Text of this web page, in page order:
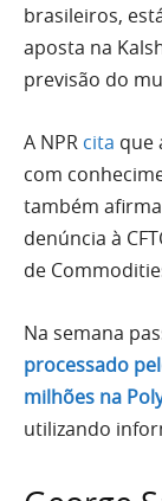
brasileiros,
aposta na
previsão do
A NPR cita que
com
também
denúncia à
de
Na semana
processado
milhões na
utilizando